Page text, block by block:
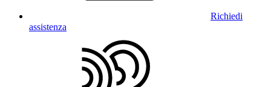
Richiedi
assistenza